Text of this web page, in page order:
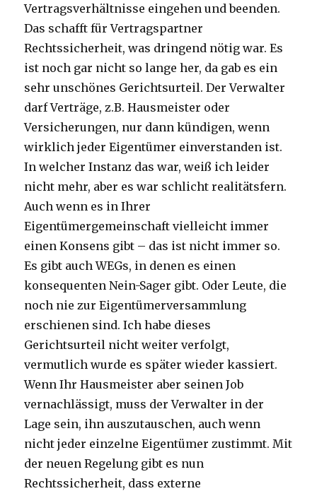
Vertragsverhältnisse eingehen und beenden.
Das schafft für Vertragspartner
Rechtssicherheit, was dringend nötig war. Es
ist noch gar nicht so lange her, da gab es ein
sehr unschönes Gerichtsurteil. Der Verwalter
darf Verträge, z.B. Hausmeister oder
Versicherungen, nur dann kündigen, wenn
wirklich jeder Eigentümer einverstanden ist.
In welcher Instanz das war, weiß ich leider
nicht mehr, aber es war schlicht realitätsfern.
Auch wenn es in Ihrer
Eigentümergemeinschaft vielleicht immer
einen Konsens gibt – das ist nicht immer so.
Es gibt auch WEGs, in denen es einen
konsequenten Nein-Sager gibt. Oder Leute, die
noch nie zur Eigentümerversammlung
erschienen sind. Ich habe dieses
Gerichtsurteil nicht weiter verfolgt,
vermutlich wurde es später wieder kassiert.
Wenn Ihr Hausmeister aber seinen Job
vernachlässigt, muss der Verwalter in der
Lage sein, ihn auszutauschen, auch wenn
nicht jeder einzelne Eigentümer zustimmt. Mit
der neuen Regelung gibt es nun
Rechtssicherheit, dass externe